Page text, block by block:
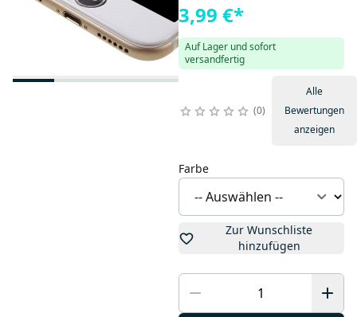
3,99 €*
Auf Lager und sofort
versandfertig
0
Alle
Bewertungen
anzeigen
Farbe
Zur Wunschliste
hinzufügen